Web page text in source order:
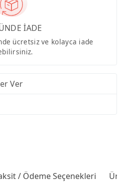
İADE
ücretsiz ve kolayca iade
Ver
/ Ödeme Seçenekleri